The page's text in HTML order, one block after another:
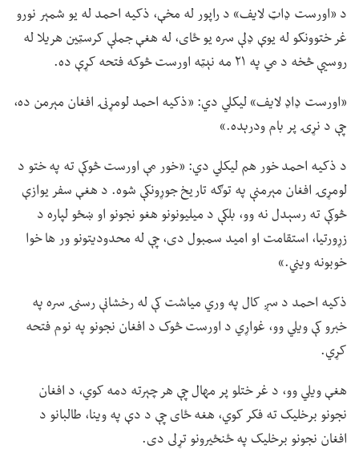
د «اورست ډاټ لایف» د راپور له مخې، ذکیه احمد له یو شمېر نورو
غر ختوونکو له یوې ډلې سره یو ځای، له هغې جملې کرسټین هریلا له
روسیې څخه د مي په ۲۱ مه نېټه اورست څوکه فتحه کړې ده.
«اورست ډاډ لایف» لیکلي دي: «ذکیه احمد لومړنۍ افغان مېرمن ده،
چې د نړۍ پر بام ودرېده.»
د ذکیه احمد خور هم لیکلي دي: «خور مې اورست څوکې ته په ختو د
لومړۍ افغان مېرمنې په توګه تاریخ جوړونکې شوه. د هغې سفر یوازې
څوکې ته رسېدل نه وو، بلکې د میلیونونو هغو نجونو او ښځو لپاره د
زړورتیا، استقامت او امید سمبول دی، چې له محدودیتونو ور ها خوا
خوبونه ویني.»
ذکیه احمد د سږ کال په وري میاشت کې له رخشانې رسنۍ سره په
خبرو کې ویلي وو، غواړي د اورست څوک د افغان نجونو په نوم فتحه
کړي.
هغې ویلي وو، د غر ختلو پر مهال چې هر چېرته دمه کوي، د افغان
نجونو برخلیک ته فکر کوي، هغه ځای چې د دې په وینا، طالبانو د
افغان نجونو برخلیک په ځنځیرونو تړلی دی.